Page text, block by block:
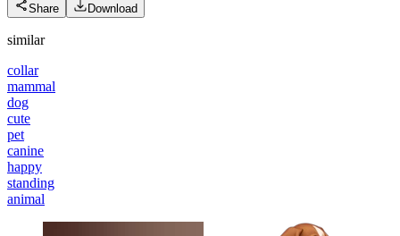
Share Download
similar
collar
mammal
dog
cute
pet
canine
happy
standing
animal